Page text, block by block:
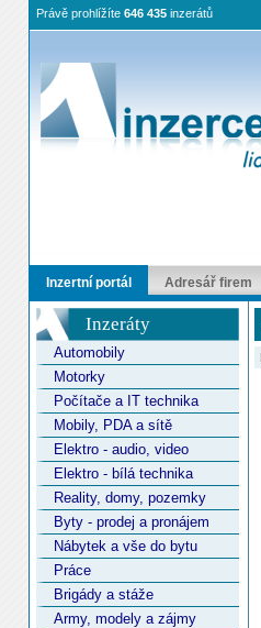
Právě prohlížíte 646 435 inzerátů
Inzertní portál Adresář firem
Inzeráty
Automobily
Motorky
Počítače a IT technika
Mobily, PDA a sítě
Elektro - audio, video
Elektro - bílá technika
Reality, domy, pozemky
Byty - prodej a pronájem
Nábytek a vše do bytu
Práce
Brigády a stáže
Army, modely a zájmy